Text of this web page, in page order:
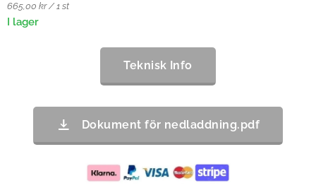
665,00 kr / 1 st
I lager
Teknisk Info
Dokument för nedladdning.pdf